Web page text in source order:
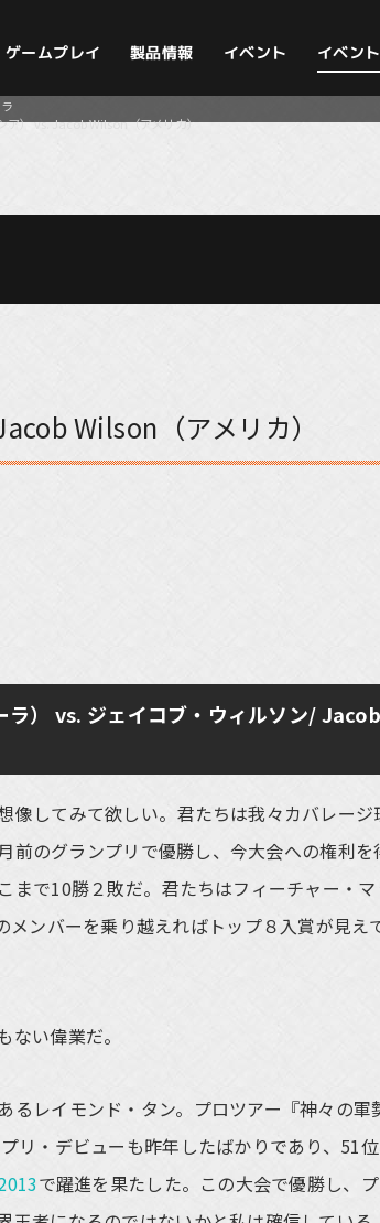
ゲームプレイ 製品情報 イベント イベン
） vs. Jacob Wilson（アメリカ）
Wilson（アメリカ）
） vs. ジェイコブ・ウィルソン/
してみて欲しい。君たちは我々カバレージ
前のグランプリで優勝し、今大会への権利
まで10勝２敗だ。君たちはフィーチャー・
ンバーを乗り越えればトップ８入賞が見え
い偉業だ。
レイモンド・タン。プロツアー『神々の軍
リ・デビューも昨年したばかりであり、51
で躍進を果たした。この大会で優勝し、